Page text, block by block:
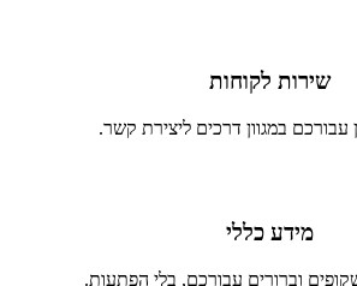
שירות לקוחות
עבורכם במגוון דרכים ליצירת קשר.
מידע כללי
וברורים עבורכם, בלי הפתעות.